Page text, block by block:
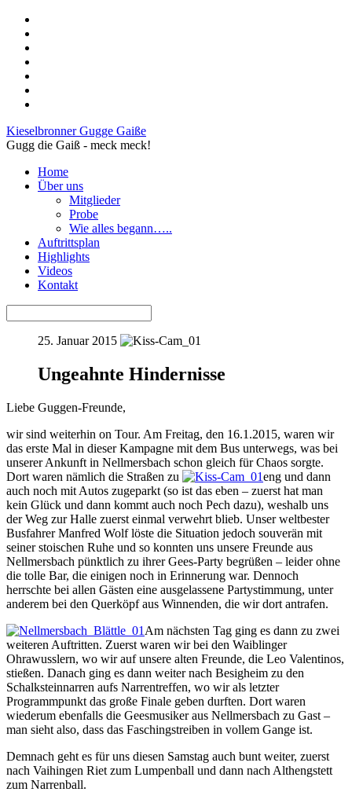
Kieselbronner Gugge Gaiße
Gugg die Gaiß - meck meck!
Home
Über uns
Mitglieder
Probe
Wie alles begann…..
Auftrittsplan
Highlights
Videos
Kontakt
25. Januar 2015
Ungeahnte Hindernisse
Liebe Guggen-Freunde,
wir sind weiterhin on Tour. Am Freitag, den 16.1.2015, waren wir
das erste Mal in dieser Kampagne mit dem Bus unterwegs, was bei
unserer Ankunft in Nellmersbach schon gleich für Chaos sorgte.
Dort waren nämlich die Straßen zu
eng und dann
auch noch mit Autos zugeparkt (so ist das eben – zuerst hat man
kein Glück und dann kommt auch noch Pech dazu), weshalb uns
der Weg zur Halle zuerst einmal verwehrt blieb. Unser weltbester
Busfahrer Manfred Wolf löste die Situation jedoch souverän mit
seiner stoischen Ruhe und so konnten uns unsere Freunde aus
Nellmersbach pünktlich zu ihrer Gees-Party begrüßen – leider ohne
die tolle Bar, die einigen noch in Erinnerung war. Dennoch
herrschte bei allen Gästen eine ausgelassene Partystimmung, unter
anderem bei den Querköpf aus Winnenden, die wir dort antrafen.
Am nächsten Tag ging es dann zu zwei
weiteren Auftritten. Zuerst waren wir bei den Waiblinger
Ohrawusslern, wo wir auf unsere alten Freunde, die Leo Valentinos,
stießen. Danach ging es dann weiter nach Besigheim zu den
Schalksteinnarren aufs Narrentreffen, wo wir als letzter
Programmpunkt das große Finale geben durften. Dort waren
wiederum ebenfalls die Geesmusiker aus Nellmersbach zu Gast –
man sieht also, dass das Faschingstreiben in vollem Gange ist.
Demnach geht es für uns diesen Samstag auch bunt weiter, zuerst
nach Vaihingen Riet zum Lumpenball und dann nach Althengstett
zum Narrenball.